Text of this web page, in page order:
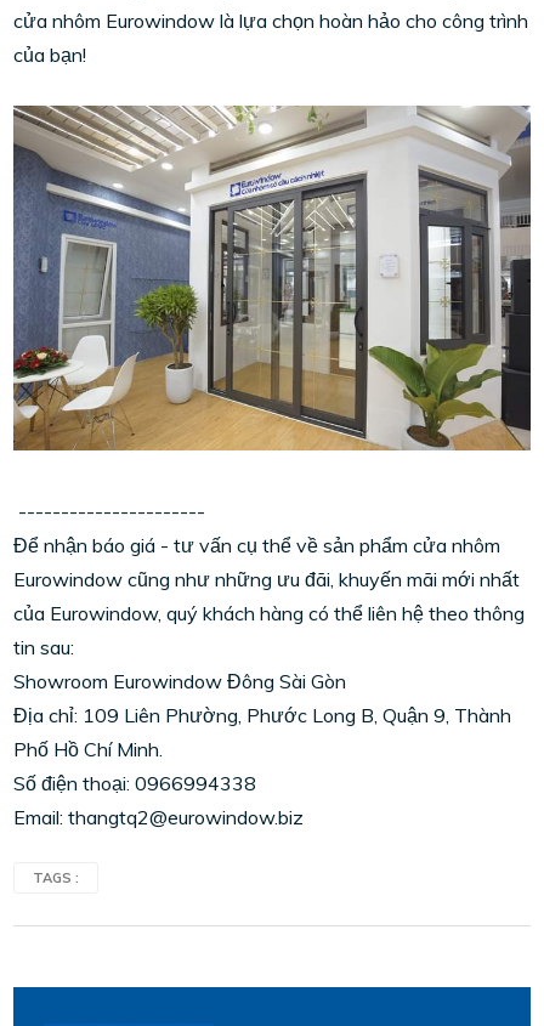
cửa nhôm Eurowindow là lựa chọn hoàn hảo cho công trình
của bạn!
----------------------
Để nhận báo giá - tư vấn cụ thể về sản phẩm cửa nhôm
Eurowindow cũng như những ưu đãi, khuyến mãi mới nhất
của Eurowindow, quý khách hàng có thể liên hệ theo thông
tin sau:
Showroom Eurowindow Đông Sài Gòn
Địa chỉ: 109 Liên Phường, Phước Long B, Quận 9, Thành
Phố Hồ Chí Minh.
Số điện thoại: 0966994338
Email: thangtq2@eurowindow.biz
TAGS :